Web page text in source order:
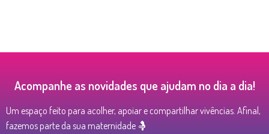
Acompanhe as novidades que ajudam no dia a dia!
Um espaço feito para acolher, apoiar e compartilhar vivências. Afinal,
fazemos parte da sua maternidade 🤱